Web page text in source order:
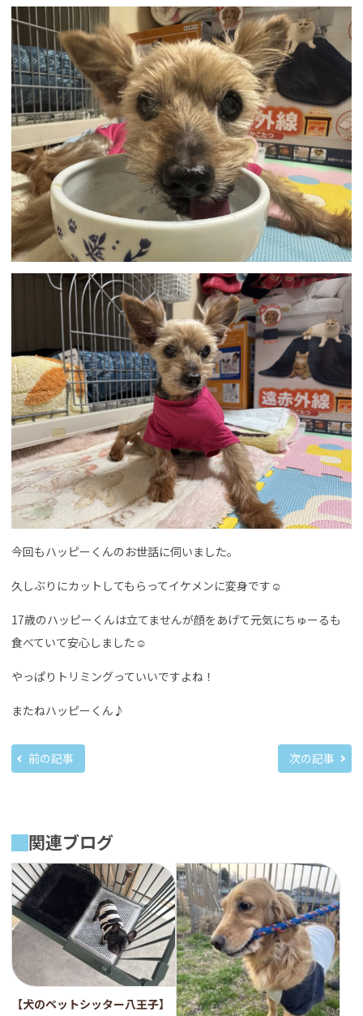
今回もハッピーくんのお世話に伺いました。
久しぶりにカットしてもらってイケメンに変身です☺︎
17歳のハッピーくんは立てませんが顔をあげて元気にちゅーるも
食べていて安心しました☺︎
やっぱりトリミングっていいですよね！
またねハッピーくん♪
前の記事 次の記事
関連ブログ
【犬のペットシッター八王子】